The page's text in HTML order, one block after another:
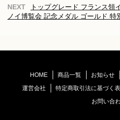
トップグレード フランス領
ノイ博覧会 記念メダル ゴールド
HOME 商品一覧 お知らせ
運営会社
特定商取引法に基づく
お問い合